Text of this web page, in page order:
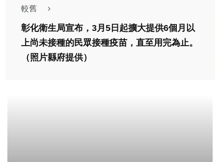
較舊
彰化衛生局宣布，3月5日起擴大提供6個月以
上尚未接種的民眾接種疫苗，直至用完為止。
（照片縣府提供）